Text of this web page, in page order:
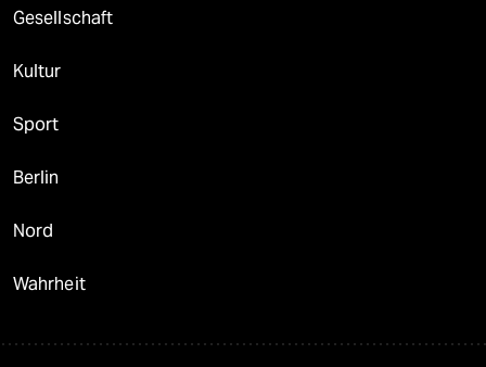
Gesellschaft
Kultur
Sport
Berlin
Nord
Wahrheit